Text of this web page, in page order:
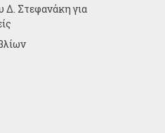
Δ. Στεφανάκη για